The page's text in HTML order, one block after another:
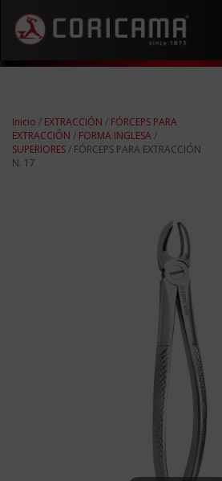
Inicio / EXTRACCIÓN / FÓRCEPS PARA
EXTRACCIÓN / FORMA INGLESA/
SUPERIORES/ FÓRCEPS PARA EXTRACCIÓN
N. 17